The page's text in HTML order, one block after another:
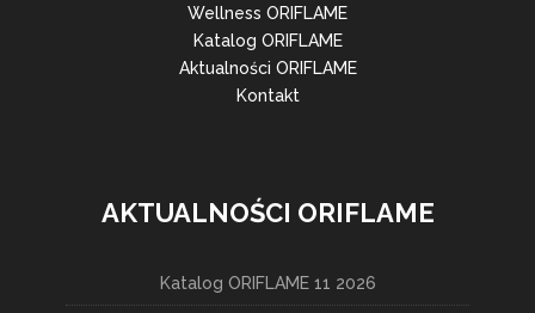
Wellness ORIFLAME
Katalog ORIFLAME
Aktualności ORIFLAME
Kontakt
AKTUALNOŚCI ORIFLAME
Katalog ORIFLAME 11 2026